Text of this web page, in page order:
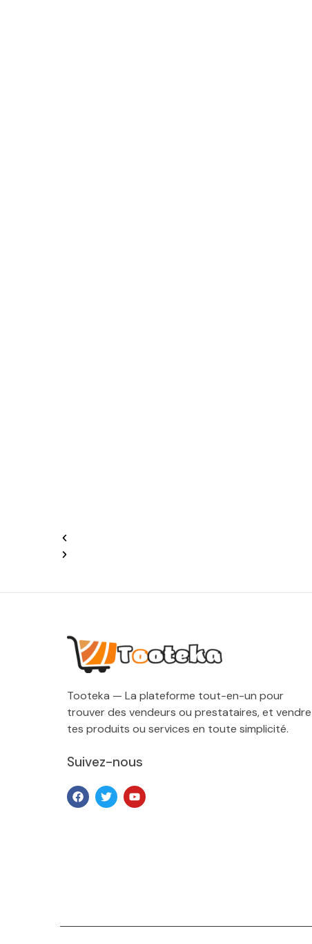
Tooteka — La plateforme tout-en-un pour
trouver des vendeurs ou prestataires, et vendre
tes produits ou services en toute simplicité.
Suivez-nous